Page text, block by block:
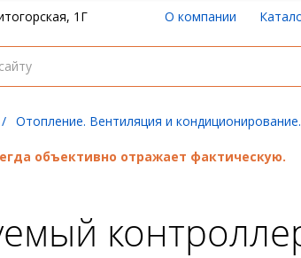
1Г О компании
/ Отопление. Вентиляция и
объективно отражает фактическую.